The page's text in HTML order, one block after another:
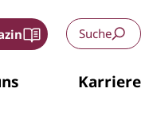
Suche
Karriere